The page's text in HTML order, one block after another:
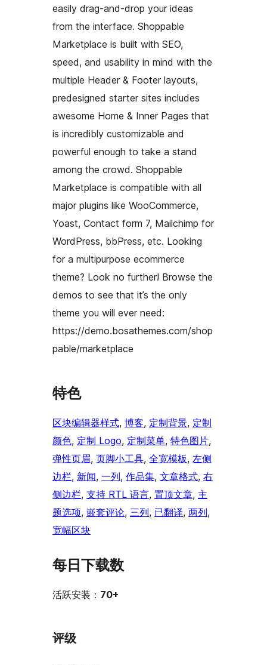
easily drag-and-drop your ideas
from the interface. Shoppable
Marketplace is built with SEO,
speed, and usability in mind with the
multiple Header & Footer layouts,
predesigned starter sites includes
awesome Home & Inner Pages that
is incredibly customizable and
powerful enough to take a stand
among the crowd. Shoppable
Marketplace is compatible with all
major plugins like WooCommerce,
Yoast, Contact form 7, Mailchimp for
WordPress, bbPress, etc. Looking
for a multipurpose ecommerce
theme? Look no further! Browse the
demos to see that it’s the only
theme you will ever need:
https://demo.bosathemes.com/shop
pable/marketplace
特色
区块编辑器样式, 博客, 定制背景, 定制
颜色, 定制 Logo, 定制菜单, 特色图片
弹性页眉, 页脚小工具, 全宽模板, 左侧
边栏, 新闻, 一列, 作品集, 文章格式, 右
侧边栏, 支持 RTL 语言, 置顶文章, 主
题选项, 嵌套评论, 三列, 已翻译, 两列
宽幅区块
每日下载数
活跃安装： 70+
评级